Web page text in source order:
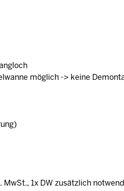
möglich -> keine
1x DW zusätzlich